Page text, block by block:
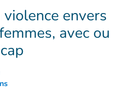
envers
avec ou